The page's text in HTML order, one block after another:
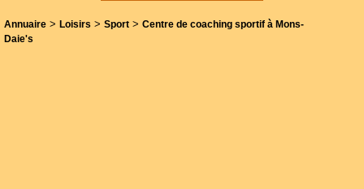
Annuaire > Loisirs > Sport > Centre de coaching sportif à Mons-
Daie's